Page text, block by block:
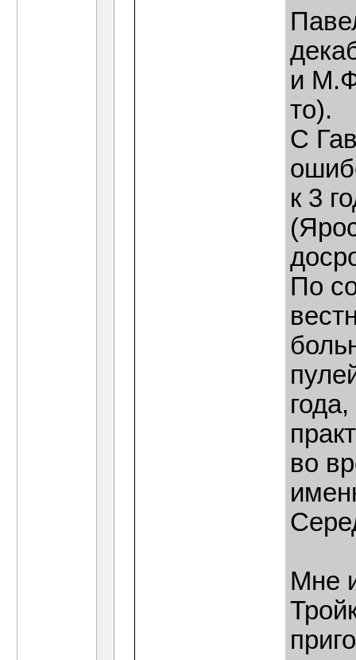
и
то).
С
к 3
По
во
Мне